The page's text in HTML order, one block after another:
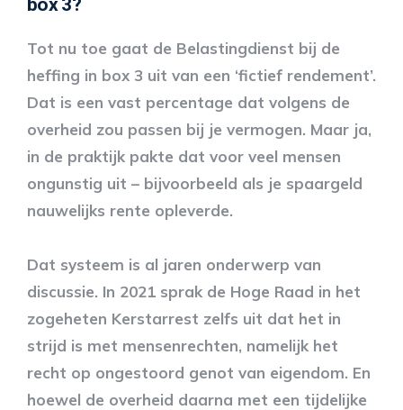
Tot nu toe gaat de Belastingdienst bij de
heffing in box 3 uit van een ‘fictief rendement’.
Dat is een vast percentage dat volgens de
overheid zou passen bij je vermogen. Maar ja,
in de praktijk pakte dat voor veel mensen
ongunstig uit – bijvoorbeeld als je spaargeld
nauwelijks rente opleverde.
Dat systeem is al jaren onderwerp van
discussie. In 2021 sprak de Hoge Raad in het
zogeheten Kerstarrest zelfs uit dat het in
strijd is met mensenrechten, namelijk het
recht op ongestoord genot van eigendom. En
hoewel de overheid daarna met een tijdelijke